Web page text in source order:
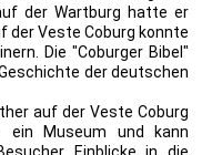
der Wartburg hatte er
der Veste Coburg konnte
Die "Coburger Bibel"
der deutschen
auf der Veste Coburg
Museum und kann
Einblicke in die